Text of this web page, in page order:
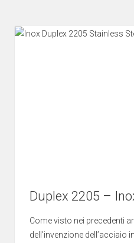
Duplex 2205 –
Come visto nei precedenti
dell’invenzione dell’acciaio